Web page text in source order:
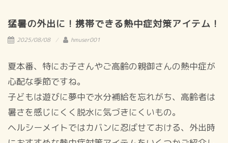
猛暑の外出に！携帯できる熱中症対策アイテム！
2025/08/08 hmuser001
夏本番、特にお子さんやご高齢の親御さんの熱中症が
心配な季節ですね。
子どもは遊びに夢中で水分補給を忘れがち、高齢者は
暑さを感じにくく脱水に気づきにくいもの。
ヘルシーメイトではカバンに忍ばせておける、外出時